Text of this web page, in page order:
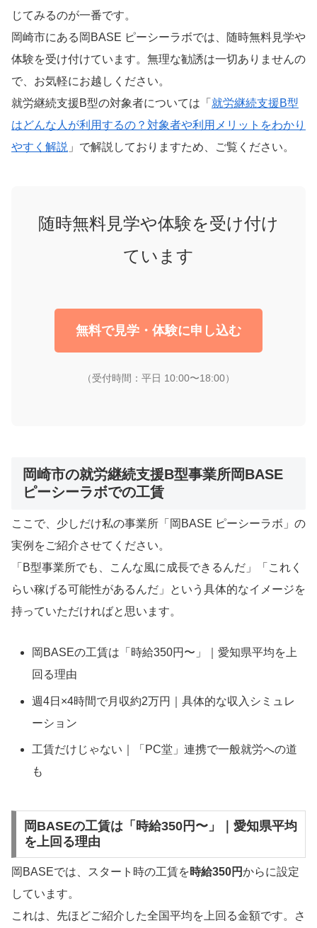
じてみるのが一番です。
岡崎市にある岡BASE ピーシーラボでは、随時無料見学や
体験を受け付けています。無理な勧誘は一切ありませんの
で、お気軽にお越しください。
就労継続支援B型の対象者については「 就労継続支援B型
はどんな人が利用するの？対象者や利用メリットをわかり
やすく解説 」で解説しておりますため、ご覧ください。
随時無料見学や体験を受け付け
ています
無料で見学・体験に申し込む
（受付時間：平日 10:00〜18:00）
岡崎市の就労継続支援B型事業所岡BASE
ピーシーラボでの工賃
ここで、少しだけ私の事業所「岡BASE ピーシーラボ」の
実例をご紹介させてください。
「B型事業所でも、こんな風に成長できるんだ」「これく
らい稼げる可能性があるんだ」という具体的なイメージを
持っていただければと思います。
岡BASEの工賃は「時給350円〜」｜愛知県平均を上
回る理由
週4日×4時間で月収約2万円｜具体的な収入シミュレ
ーション
工賃だけじゃない｜「PC堂」連携で一般就労への道
も
岡BASEの工賃は「時給350円〜」｜愛知県平均
を上回る理由
岡BASEでは、スタート時の工賃を時給350円からに設定
しています。
これは、先ほどご紹介した全国平均を上回る金額です。さ